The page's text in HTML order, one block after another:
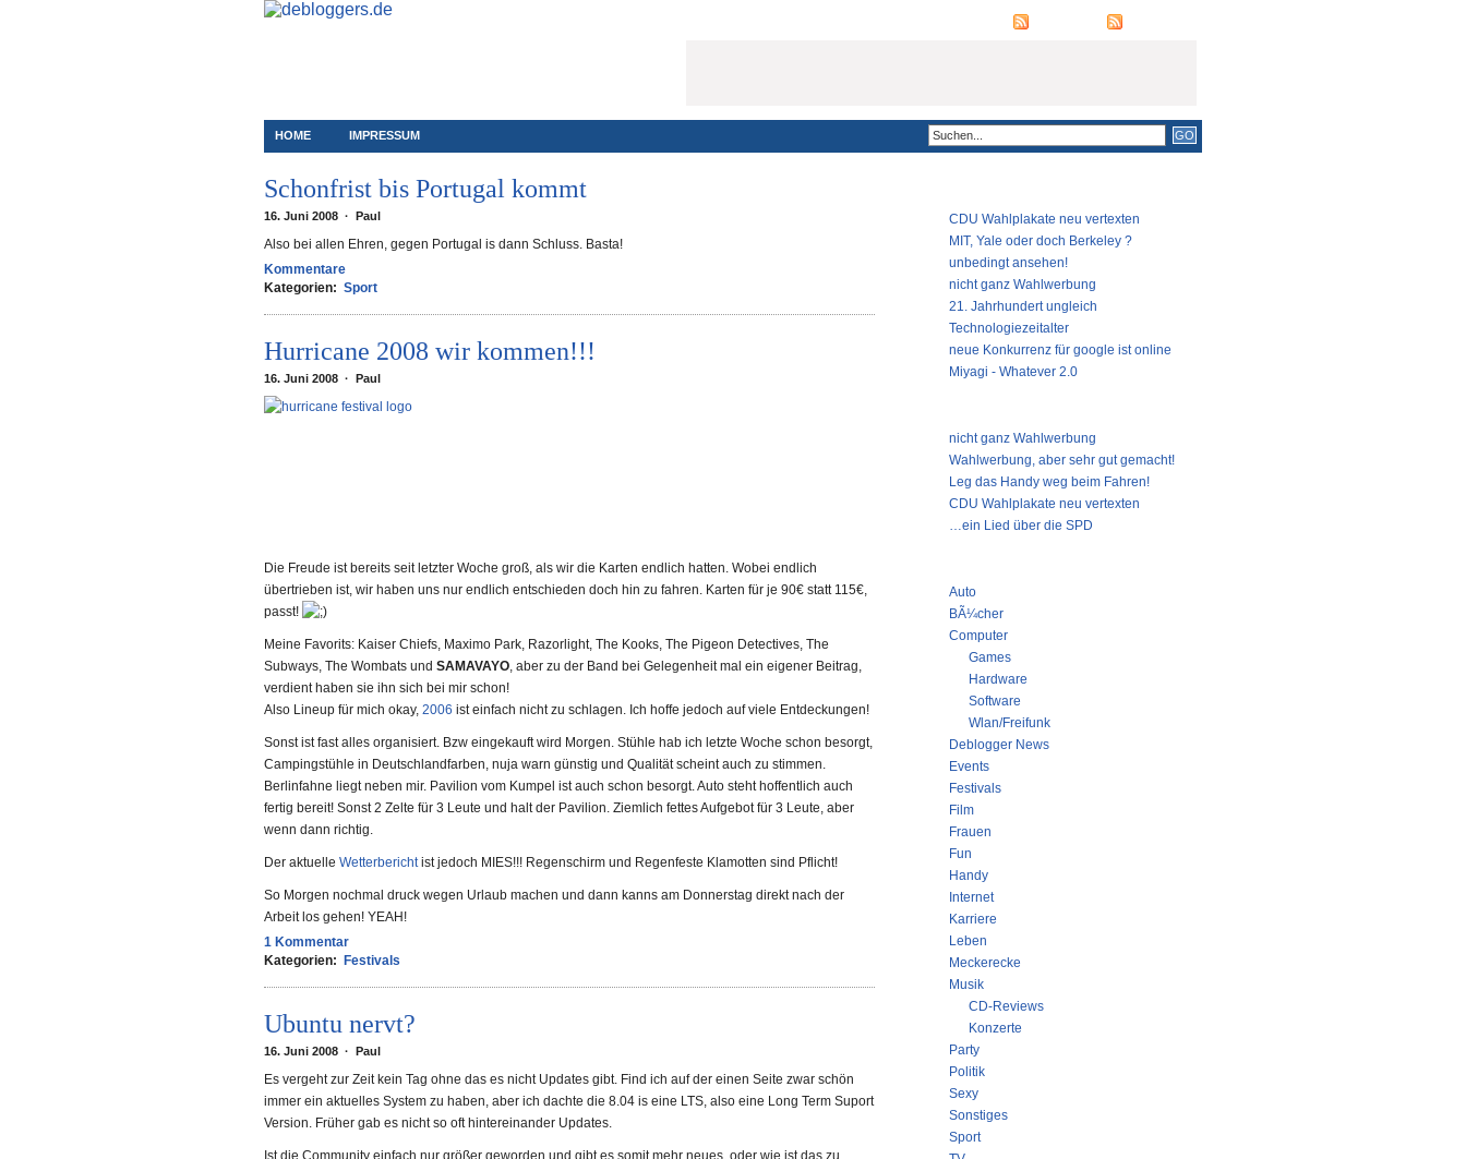
HOME IMPRESSUM
Schonfrist bis Portugal kommt
16. Juni 2008 · Paul
Also bei allen Ehren, gegen Portugal is dann Schluss. Basta!
Kommentare
Kategorien: Sport
Hurricane 2008 wir kommen!!!
16. Juni 2008 · Paul
Die Freude ist bereits seit letzter Woche groß, als wir die Karten endlich hatten. Wobei endlich
übertrieben ist, wir haben uns nur endlich entschieden doch hin zu fahren. Karten für je 90€ statt 115€,
passt!
Meine Favorits: Kaiser Chiefs, Maximo Park, Razorlight, The Kooks, The Pigeon Detectives, The
Subways, The Wombats und SAMAVAYO, aber zu der Band bei Gelegenheit mal ein eigener Beitrag,
verdient haben sie ihn sich bei mir schon!
Also Lineup für mich okay, 2006 ist einfach nicht zu schlagen. Ich hoffe jedoch auf viele Entdeckungen!
Sonst ist fast alles organisiert. Bzw eingekauft wird Morgen. Stühle hab ich letzte Woche schon besorgt,
Campingstühle in Deutschlandfarben, nuja warn günstig und Qualität scheint auch zu stimmen.
Berlinfahne liegt neben mir. Pavilion vom Kumpel ist auch schon besorgt. Auto steht hoffentlich auch
fertig bereit! Sonst 2 Zelte für 3 Leute und halt der Pavilion. Ziemlich fettes Aufgebot für 3 Leute, aber
wenn dann richtig.
Der aktuelle Wetterberichtist jedoch MIES!!! Regenschirm und Regenfeste Klamotten sind Pflicht!
So Morgen nochmal druck wegen Urlaub machen und dann kanns am Donnerstag direkt nach der
Arbeit los gehen! YEAH!
1 Kommentar
Kategorien:
Festivals
Ubuntu nervt?
16. Juni 2008 · Paul
Es vergeht zur Zeit kein Tag ohne das es nicht Updates gibt. Find ich auf der einen Seite zwar schön
immer ein aktuelles System zu haben, aber ich dachte die 8.04 is eine LTS, also eine Long Term Suport
Version. Früher gab es nicht so oft hintereinander Updates.
Ist die Community einfach nur größer geworden und gibt es somit mehr neues, oder wie ist das zu
CDU Wahlplakate neu vertexten
MIT, Yale oder doch Berkeley ?
unbedingt ansehen!
nicht ganz Wahlwerbung
21. Jahrhundert ungleich
Technologiezeitalter
neue Konkurrenz für google ist online
Miyagi - Whatever 2.0
nicht ganz Wahlwerbung
Wahlwerbung, aber sehr gut gemacht!
Leg das Handy weg beim Fahren!
CDU Wahlplakate neu vertexten
…ein Lied über die SPD
Auto
BÃ¼cher
Computer
Games
Hardware
Software
Wlan/Freifunk
Deblogger News
Events
Festivals
Film
Frauen
Fun
Handy
Internet
Karriere
Leben
Meckerecke
Musik
CD-Reviews
Konzerte
Party
Politik
Sexy
Sonstiges
Sport